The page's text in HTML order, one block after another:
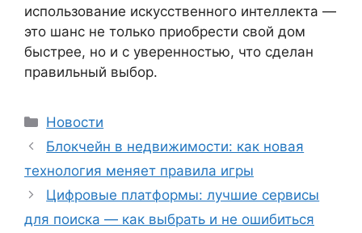
использование искусственного интеллекта —
это шанс не только приобрести свой дом
быстрее, но и с уверенностью, что сделан
правильный выбор.
Рубрики
Новости
Блокчейн в недвижимости: как новая
технология меняет правила игры
Цифровые платформы: лучшие сервисы
для поиска — как выбрать и не ошибиться